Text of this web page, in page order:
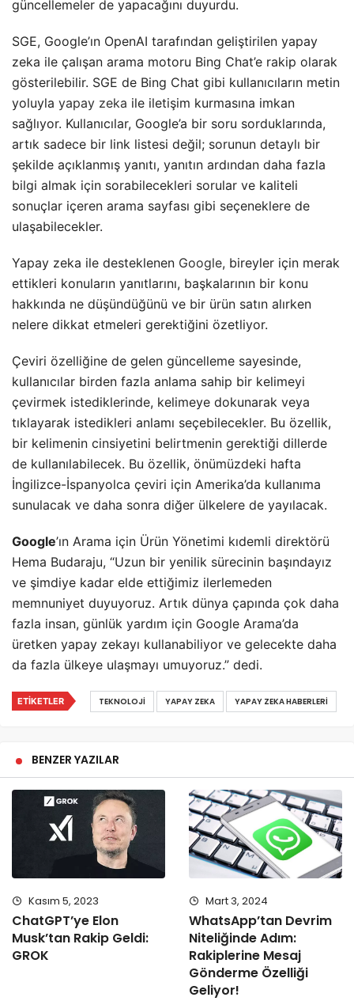
güncellemeler de yapacağını duyurdu.
SGE, Google’ın OpenAI tarafından geliştirilen yapay
zeka ile çalışan arama motoru Bing Chat’e rakip olarak
gösterilebilir. SGE de Bing Chat gibi kullanıcıların metin
yoluyla yapay zeka ile iletişim kurmasına imkan
sağlıyor. Kullanıcılar, Google’a bir soru sorduklarında,
artık sadece bir link listesi değil; sorunun detaylı bir
şekilde açıklanmış yanıtı, yanıtın ardından daha fazla
bilgi almak için sorabilecekleri sorular ve kaliteli
sonuçlar içeren arama sayfası gibi seçeneklere de
ulaşabilecekler.
Yapay zeka ile desteklenen Google, bireyler için merak
ettikleri konuların yanıtlarını, başkalarının bir konu
hakkında ne düşündüğünü ve bir ürün satın alırken
nelere dikkat etmeleri gerektiğini özetliyor.
Çeviri özelliğine de gelen güncelleme sayesinde,
kullanıcılar birden fazla anlama sahip bir kelimeyi
çevirmek istediklerinde, kelimeye dokunarak veya
tıklayarak istedikleri anlamı seçebilecekler. Bu özellik,
bir kelimenin cinsiyetini belirtmenin gerektiği dillerde
de kullanılabilecek. Bu özellik, önümüzdeki hafta
İngilizce-İspanyolca çeviri için Amerika’da kullanıma
sunulacak ve daha sonra diğer ülkelere de yayılacak.
Google’ın Arama için Ürün Yönetimi kıdemli direktörü
Hema Budaraju, “Uzun bir yenilik sürecinin başındayız
ve şimdiye kadar elde ettiğimiz ilerlemeden
memnuniyet duyuyoruz. Artık dünya çapında çok daha
fazla insan, günlük yardım için Google Arama’da
üretken yapay zekayı kullanabiliyor ve gelecekte daha
da fazla ülkeye ulaşmayı umuyoruz.” dedi.
ETIKETLER TEKNOLOJI YAPAY ZEKA YAPAY ZEKA HABERLERI
BENZER YAZILAR
Kasım 5, 2023
ChatGPT’ye Elon
Musk’tan Rakip Geldi:
GROK
Mart 3, 2024
WhatsApp’tan Devrim
Niteliğinde Adım:
Rakiplerine Mesaj
Gönderme Özelliği
Geliyor!